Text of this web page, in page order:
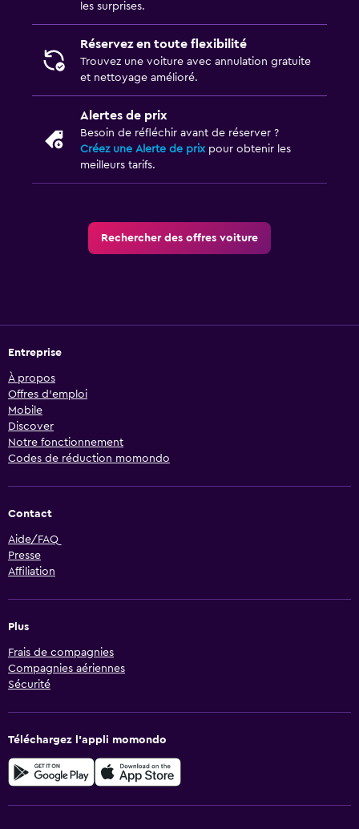
les surprises.
Réservez en toute flexibilité
Trouvez une voiture avec annulation gratuite
et nettoyage amélioré.
Alertes de prix
Besoin de réfléchir avant de réserver ?
Créez une Alerte de prixpour obtenir les
meilleurs tarifs.
Rechercher des offres voiture
Entreprise
À propos
Offres d’emploi
Mobile
Discover
Notre fonctionnement
Codes de réduction momondo
Contact
Aide/FAQ
Presse
Affiliation
Plus
Frais de compagnies
Compagnies aériennes
Sécurité
Téléchargez l’appli momondo